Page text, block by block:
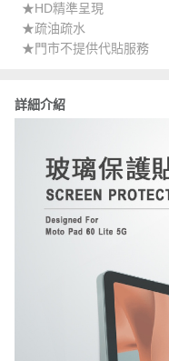
★HD精準呈現
★疏油疏水
★門市不提供代貼服務
詳細介紹